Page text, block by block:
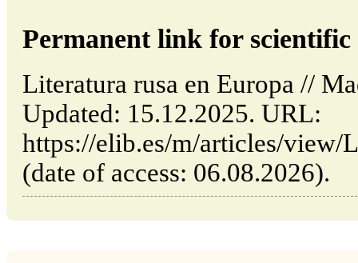
Permanent link for
Literatura rusa en Europa //
Updated: 15.12.2025. URL:
https://elib.es/m/articles/view/
(date of access: 06.08.2026).